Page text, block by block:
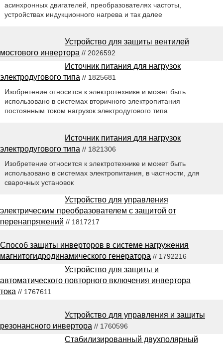
асинхронных двигателей, преобразователях частоты,
устройствах индукционного нагрева и так далее
Устройство для защиты вентилей
мостового инвертора // 2026592
Источник питания для нагрузок
электродугового типа // 1825681
Изобретение относится к электротехнике и может быть
использовано в системах вторичного электропитания
постоянным током нагрузок электродугового типа
Источник питания для нагрузок
электродугового типа // 1821306
Изобретение относится к электротехнике и может быть
использовано в системах электропитания, в частности, для
сварочных установок
Устройство для управления
электрическим преобразователем с защитой от
перенапряжений // 1817217
Способ защиты инверторов в системе нагружения
магнитогидродинамического генератора // 1792216
Устройство для защиты и
автоматического повторного включения инвертора
тока // 1767611
Устройство для управления и защиты
резонансного инвертора // 1760596
Стабилизированный двухполярный